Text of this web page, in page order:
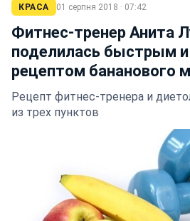
КРАСА 01 серпня 2018 · 07:42
Фитнес-тренер Анита
поделилась быстрым
рецептом бананового
Рецепт фитнес-тренера и
из трех пунктов